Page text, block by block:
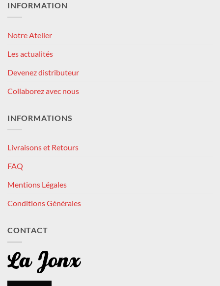
INFORMATION
Notre Atelier
Les actualités
Devenez distributeur
Collaborez avec nous
INFORMATIONS
Livraisons et Retours
FAQ
Mentions Légales
Conditions Générales
CONTACT